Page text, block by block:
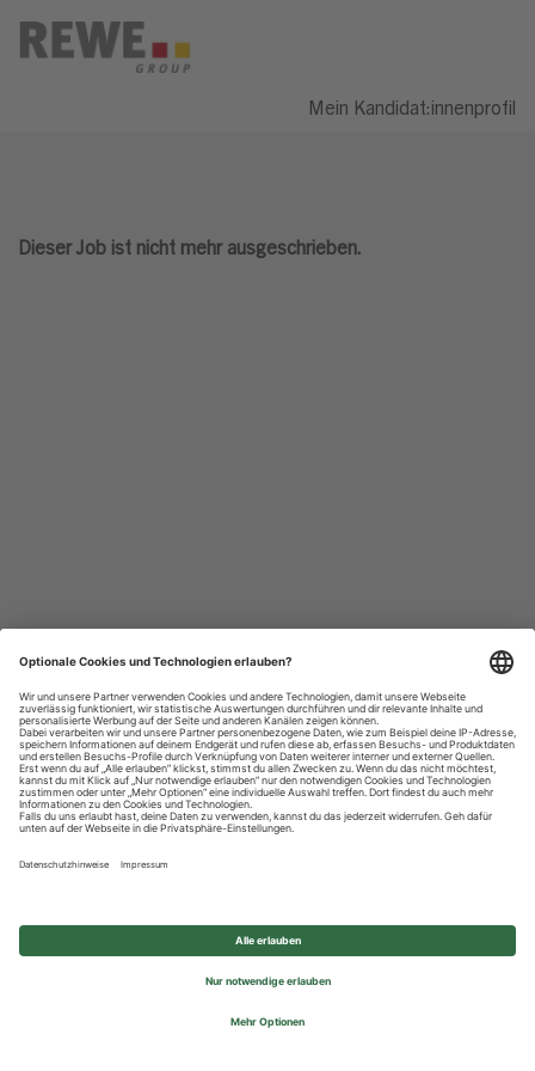
Mein Kandidat:innenprofil
Dieser Job ist nicht mehr ausgeschrieben.
Datenschutzhinweise
Impressum
Privatsphäre-Einstellungen
© 2026 REWE Group - All rights reserved